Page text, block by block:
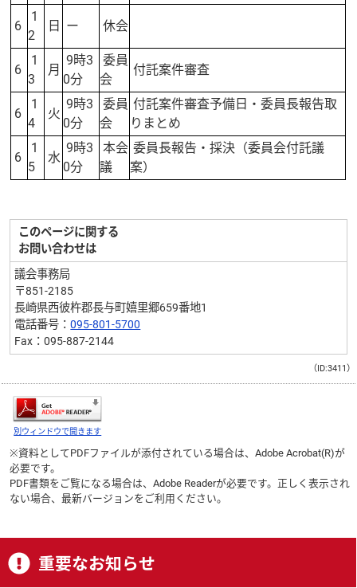
6
1
2
日 ー 休会
6
1
3
月
9時3
0分
委員
会
付託案件審査
6
1
4
火
9時3
0分
委員
会
付託案件審査予備日・委員長報告取
りまとめ
6
1
5
水
9時3
0分
本会
議
委員長報告・採決（委員会付託議
案）
このページに関する
お問い合わせは
議会事務局
〒851-2185
長崎県西彼杵郡長与町嬉里郷659番地1
電話番号：095-801-5700
Fax：095-887-2144
（ID:3411）
別ウィンドウで開きます
※資料としてPDFファイルが添付されている場合は、Adobe Acrobat(R)が
必要です。
PDF書類をご覧になる場合は、Adobe Readerが必要です。正しく表示され
ない場合、最新バージョンをご利用ください。
重要なお知らせ